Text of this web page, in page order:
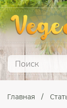
Главная